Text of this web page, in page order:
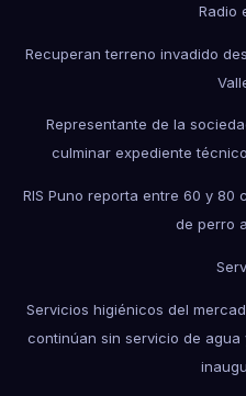
Radio
Recuperan terreno invadido
Representante de la
culminar expediente
RIS Puno reporta entre 60 y 80
de perro
Servicios higiénicos del
continúan sin servicio de